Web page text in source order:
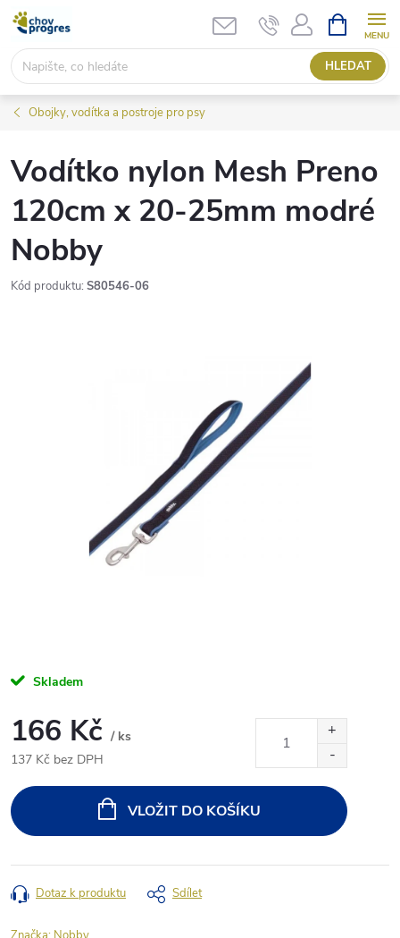
Přejít
obsah
HLEDAT
NÁKUPNÍ
KOŠÍK
Obojky, vodítka a postroje pro psy
Vodítko nylon Mesh Preno
120cm x 20-25mm modré
Nobby
Kód produktu: S80546-06
Skladem
166 Kč / ks
137 Kč bez DPH
cena:
VLOŽIT DO KOŠÍKU
Dotaz k produktu Sdílet